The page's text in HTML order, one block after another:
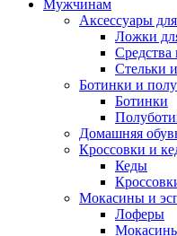
Мужчинам
Аксессуары
Ложки
Средства
Стельки
Ботинки и
Ботинки
Домашняя
Кроссовки и
Кеды
Мокасины и
Лоферы